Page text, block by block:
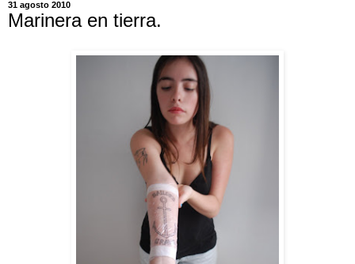
31 agosto 2010
Marinera en tierra.